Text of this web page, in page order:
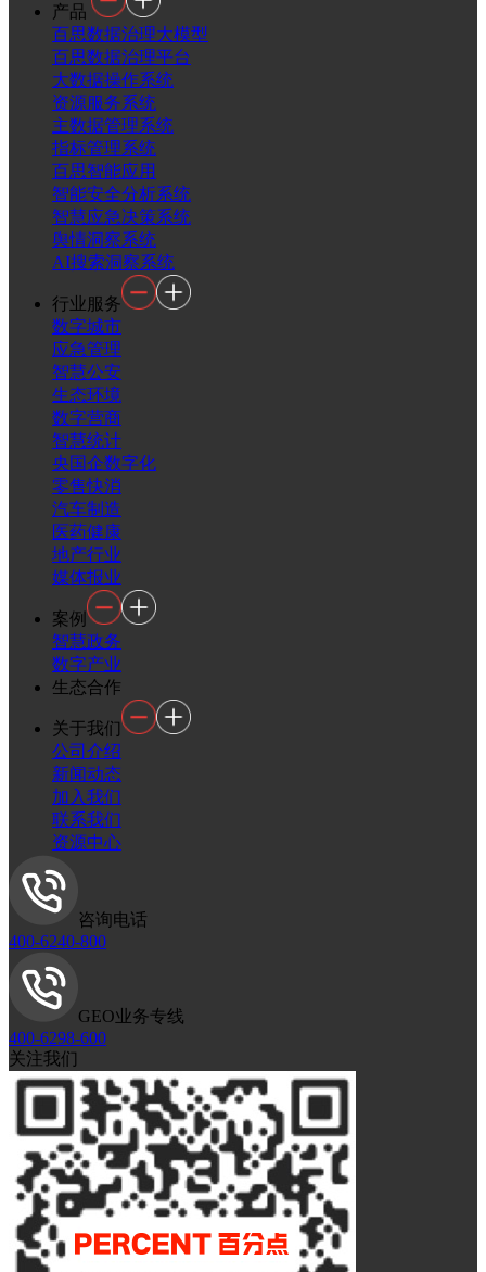
产品
百思数据治理大模型
百思数据治理平台
大数据操作系统
资源服务系统
主数据管理系统
指标管理系统
百思智能应用
智能安全分析系统
智慧应急决策系统
舆情洞察系统
AI搜索洞察系统
行业服务
数字城市
应急管理
智慧公安
生态环境
数字营商
智慧统计
央国企数字化
零售快消
汽车制造
医药健康
地产行业
媒体报业
案例
智慧政务
数字产业
生态合作
关于我们
公司介绍
新闻动态
加入我们
联系我们
资源中心
咨询电话
400-6240-800
GEO业务专线
400-6298-600
关注我们